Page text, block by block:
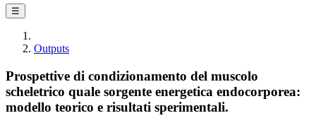
☰
Outputs
Prospettive di condizionamento del muscolo
scheletrico quale sorgente energetica endocorporea:
modello teorico e risultati sperimentali.